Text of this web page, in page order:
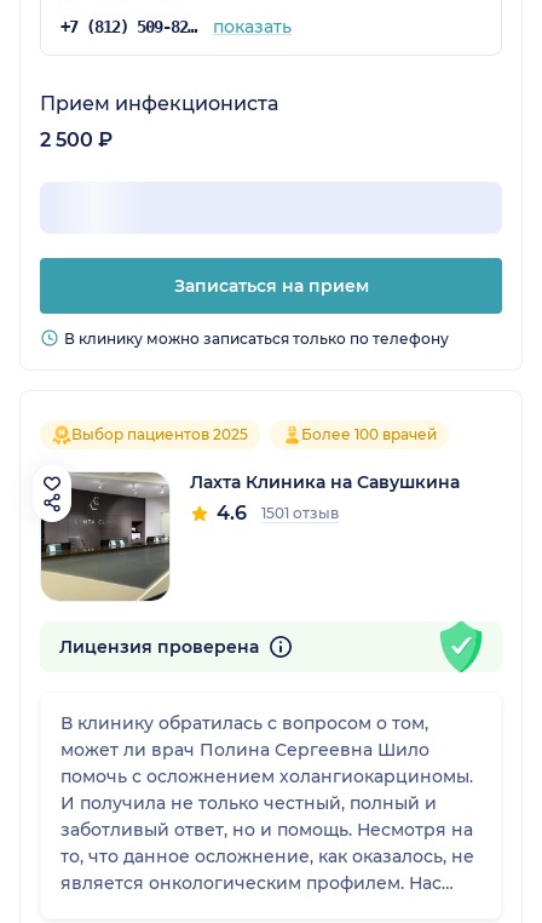
+7 (812) 509-82-21 показать
Прием инфекциониста
2 500 ₽
Записаться на прием
В клинику можно записаться только по телефону
Выбор пациентов 2025 Более 100 врачей
Лахта Клиника на Савушкина
4.6 1501 отзыв
Лицензия проверена
В клинику обратилась с вопросом о том,
может ли врач Полина Сергеевна Шило
помочь с осложнением холангиокарциномы.
И получила не только честный, полный и
заботливый ответ, но и помощь. Несмотря на
то, что данное осложнение, как оказалось, не
является онкологическим профилем. Нас